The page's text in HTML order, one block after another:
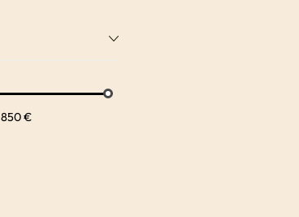
850 €